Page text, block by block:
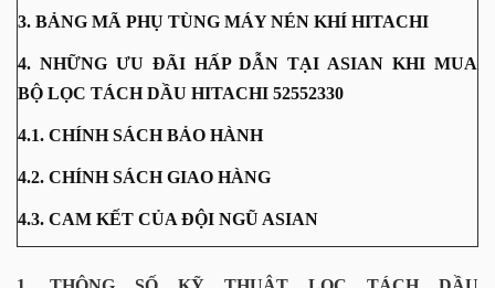
3. BẢNG MÃ PHỤ TÙNG MÁY NÉN KHÍ HITACHI
4. NHỮNG ƯU ĐÃI HẤP DẪN TẠI ASIAN KHI MUA
BỘ LỌC TÁCH DẦU HITACHI 52552330
4.1. CHÍNH SÁCH BẢO HÀNH
4.2. CHÍNH SÁCH GIAO HÀNG
4.3. CAM KẾT CỦA ĐỘI NGŨ ASIAN